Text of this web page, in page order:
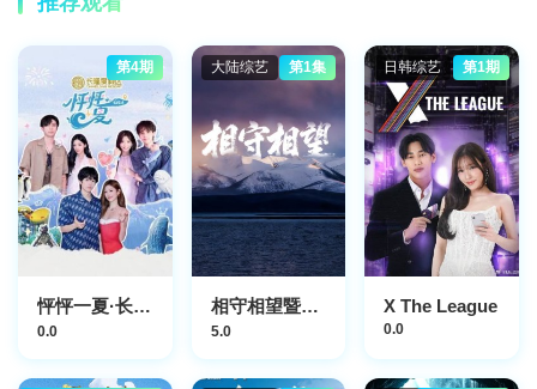
第4期
怦怦一夏·长隆站
0.0
大陆综艺 第1集
相守相望暨守护哈拉湖行动
5.0
日韩综艺 第1期
X The League
0.0